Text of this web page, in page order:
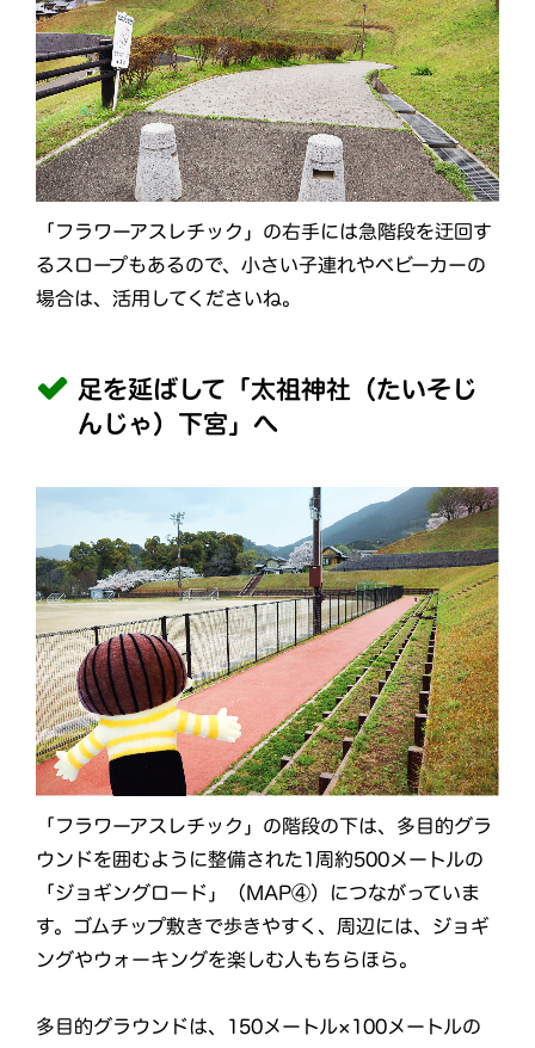
「フラワーアスレチック」の右手には急階段を迂回す
るスロープもあるので、小さい子連れやベビーカーの
場合は、活用してくださいね。
足を延ばして「太祖神社（たいそじ
んじゃ）下宮」へ
「フラワーアスレチック」の階段の下は、多目的グラ
ウンドを囲むように整備された1周約500メートルの
「ジョギングロード」（MAP④）につながっていま
す。ゴムチップ敷きで歩きやすく、周辺には、ジョギ
ングやウォーキングを楽しむ人もちらほら。
多目的グラウンドは、150メートル×100メートルの